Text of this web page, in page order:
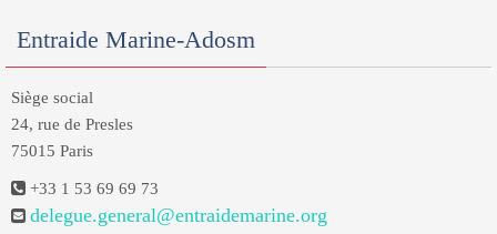
Entraide Marine-Adosm
Siège social
24, rue de Presles
75015 Paris
+33 1 53 69 69 73
delegue.general@entraidemarine.org